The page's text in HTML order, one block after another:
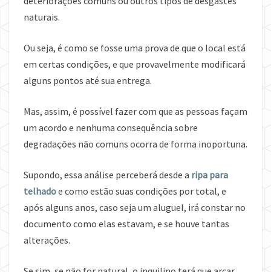
naturais.
Ou seja, é como se fosse uma prova de que o local está
em certas condições, e que provavelmente modificará
alguns pontos até sua entrega.
Mas, assim, é possível fazer com que as pessoas façam
um acordo e nenhuma consequência sobre
degradações não comuns ocorra de forma inoportuna.
Supondo, essa análise perceberá desde a ripa para
telhadoe como estão suas condições por total, e
após alguns anos, caso seja um aluguel, irá constar no
documento como elas estavam, e se houve tantas
alterações.